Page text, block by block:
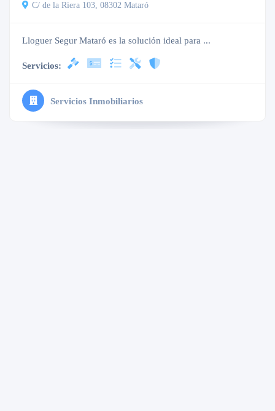
C/ de la Riera 103, 08302 Mataró
Lloguer Segur Mataró es la solución ideal para ...
Servicios:
Servicios Inmobiliarios